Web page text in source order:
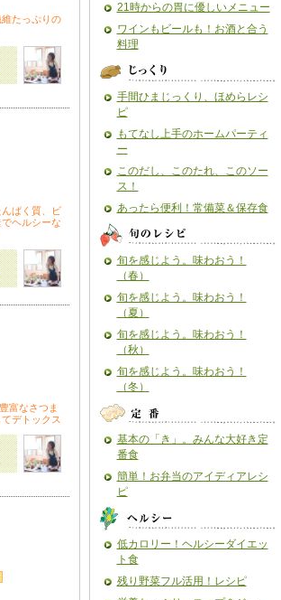
たっぷりの
ぱく質、ビ
ヘルシーな
富なさつま
デトックス
21時からの胃に優しいメニュー
ワインもビールも！お酒と合う
料理
手間ひまじっくり、ほめらレシ
ピ
もてなし上手のホームパーティ
ー
このだし、このたれ、このソー
ス！
あったら便利！常備菜＆保存食
旬を感じよう。味わおう！
（春）
旬を感じよう。味わおう！
（夏）
旬を感じよう。味わおう！
（秋）
旬を感じよう。味わおう！
（冬）
基本の「き」。みんな大好き定
番食
簡単！お弁当のアイディアレシ
ピ
低カロリー！ヘルシーダイエッ
ト食
残り野菜フル活用！レシピ